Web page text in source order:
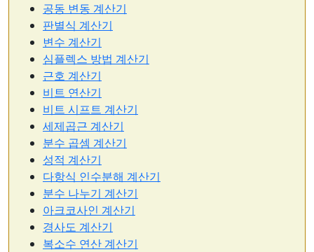
공동 변동 계산기
판별식 계산기
변수 계산기
심플렉스 방법 계산기
근호 계산기
비트 연산기
비트 시프트 계산기
세제곱근 계산기
분수 곱셈 계산기
성적 계산기
다항식 인수분해 계산기
분수 나누기 계산기
아크코사인 계산기
경사도 계산기
복소수 연산 계산기